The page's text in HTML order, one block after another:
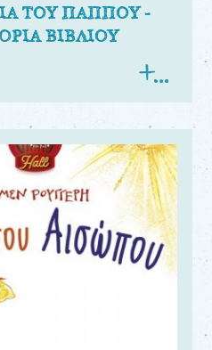
ΤΟΥ ΠΑΠΠΟΥ -
ΒΙΒΛΙΟΥ